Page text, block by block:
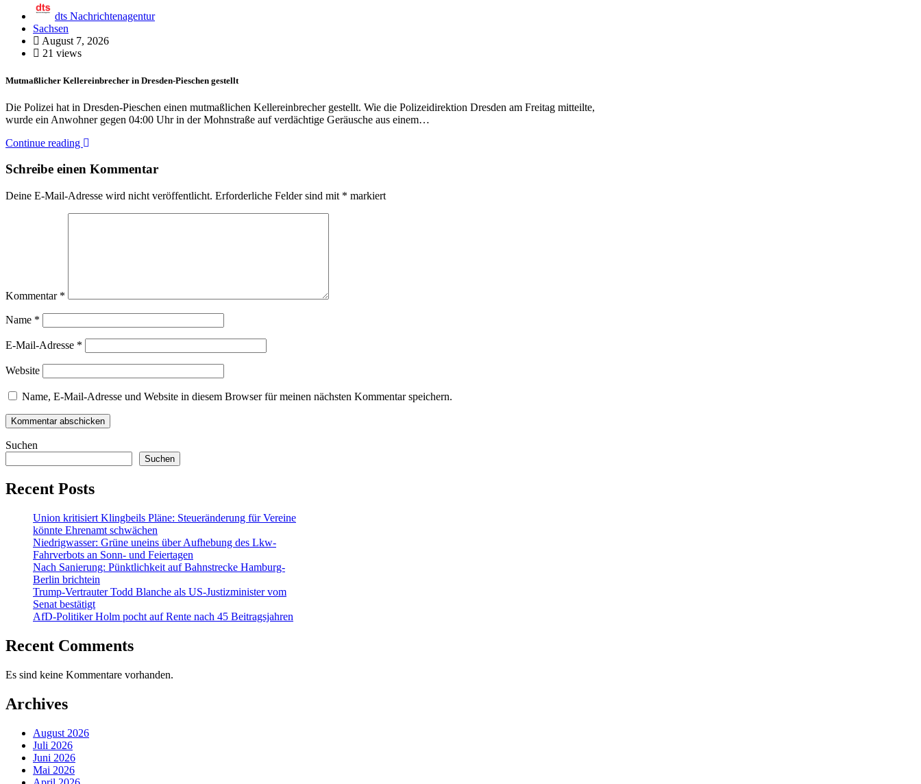
dts Nachrichtenagentur
Sachsen
August 7, 2026
21 views
Mutmaßlicher Kellereinbrecher in Dresden-Pieschen gestellt
Die Polizei hat in Dresden-Pieschen einen mutmaßlichen Kellereinbrecher gestellt. Wie die Polizeidirektion Dresden am Freitag mitteilte,
wurde ein Anwohner gegen 04:00 Uhr in der Mohnstraße auf verdächtige Geräusche aus einem…
Continue reading
Schreibe einen Kommentar
Deine E-Mail-Adresse wird nicht veröffentlicht. Erforderliche Felder sind mit * markiert
Kommentar *
Name *
E-Mail-Adresse *
Website
Name, E-Mail-Adresse und Website in diesem Browser für meinen nächsten Kommentar speichern.
Suchen
Suchen
Recent Posts
Union kritisiert Klingbeils Pläne: Steueränderung für Vereine
könnte Ehrenamt schwächen
Niedrigwasser: Grüne uneins über Aufhebung des Lkw-
Fahrverbots an Sonn- und Feiertagen
Nach Sanierung: Pünktlichkeit auf Bahnstrecke Hamburg-
Berlin brichtein
Trump-Vertrauter Todd Blanche als US-Justizminister vom
Senat bestätigt
AfD-Politiker Holm pocht auf Rente nach 45 Beitragsjahren
Recent Comments
Es sind keine Kommentare vorhanden.
Archives
August 2026
Juli 2026
Juni 2026
Mai 2026